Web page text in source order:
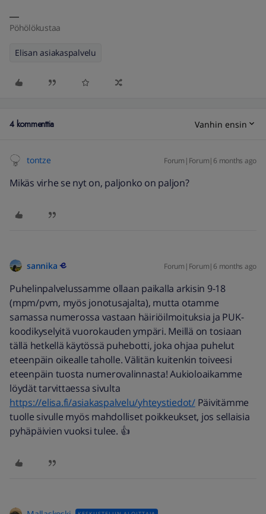
Pöhölökustaa
Elisan asiakaspalvelu
4 kommenttia Vanhin ensin
tontze Forum|Forum|6 months ago
Mikäs virhe se nyt on, paljonko on paljon?
sannika Forum|Forum|6 months ago
Puhelinpalvelussamme ollaan paikalla arkisin 9-18
(mpm/pvm, myös jonotusajalta)​, mutta otamme
samassa numerossa vastaan häiriöilmoituksia ja PUK-
koodikyselyitä vuorokauden ympäri. Meillä on tosiaan
tällä hetkellä käytössä puhebotti, joka ohjaa puhelut
eteenpäin oikealle taholle. Välitän kuitenkin toiveesi
eteenpäin tuosta numerovalinnasta! Aukioloaikamme
löydät tarvittaessa sivulta
https://elisa.fi/asiakaspalvelu/yhteystiedot/Päivitämme
tuolle sivulle myös mahdolliset poikkeukset, jos sellaisia
pyhäpäivien vuoksi tulee. 👍